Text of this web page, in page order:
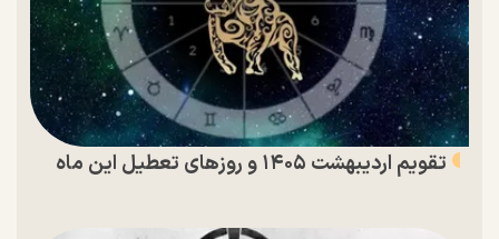
تقویم اردیبهشت ۱۴۰۵ و روز‌های تعطیل این ماه